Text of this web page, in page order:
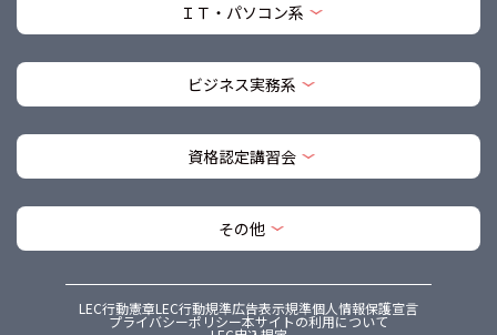
ＩＴ・パソコン系
ビジネス実務系
資格認定講習会
その他
LEC行動憲章LEC行動規準広告表示規準個人情報保護宣言
プライバシーポリシー本サイトの利用について